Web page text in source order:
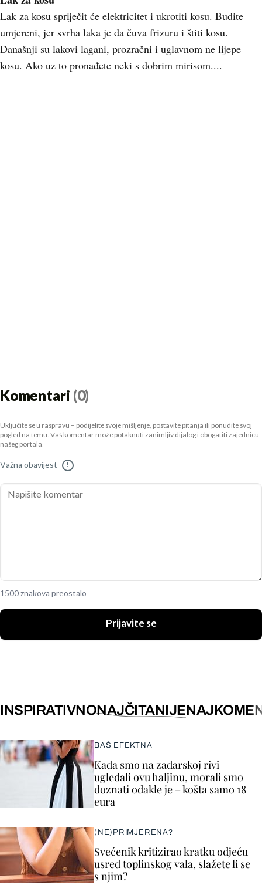
Lak za kosu spriječit će elektricitet i ukrotiti kosu. Budite
umjereni, jer svrha laka je da čuva frizuru i štiti kosu.
Današnji su lakovi lagani, prozračni i uglavnom ne lijepe
kosu. Ako uz to pronađete neki s dobrim mirisom....
Komentari (0)
Uključite se u raspravu – podijelite svoje mišljenje, postavite pitanja ili ponudite svoj
pogled na temu. Vaš komentar može potaknuti zanimljiv dijalog i obogatiti zajednicu
našeg portala.
Važna obavijest !
1500 znakova preostalo
Prijavite se
INSPIRATIVNONAJČITANIJE
BAŠ EFEKTNA
Kada smo na zadarskoj rivi
ugledali ovu haljinu, morali smo
doznati odakle je – košta samo 18
eura
(NE)PRIMJERENA?
Svećenik kritizirao kratku odjeću
usred toplinskog vala, slažete li se
s njim?